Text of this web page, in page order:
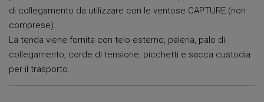
di collegamento da utilizzare con le ventose CAPTURE (non
comprese).
La tenda viene fornita con telo esterno, paleria, palo di
collegamento, corde di tensione, picchetti e sacca custodia
per il trasporto.